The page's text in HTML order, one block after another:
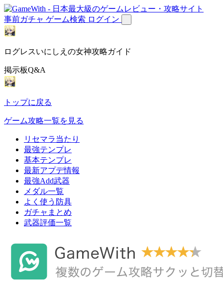
事前ガチャ ゲーム検索 ログイン
ログレスいにしえの女神攻略ガイド
掲示板Q&A
トップに戻る
ゲーム攻略一覧を見る
リセマラ当たり
最強テンプレ
基本テンプレ
最新アプデ情報
最強Add武器
メダル一覧
よく使う防具
ガチャまとめ
武器評価一覧